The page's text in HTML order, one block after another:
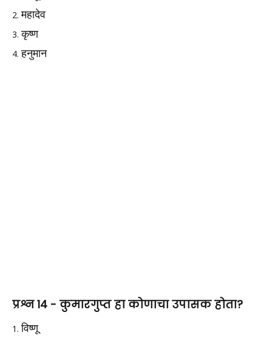
महादेव
कृष्ण
हनुमान
प्रश्न 14 - कुमारगुप्त हा कोणाचा उपासक होता?
विष्णू